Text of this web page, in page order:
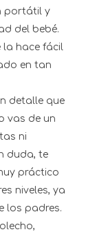
portátil y
del bebé.
la hace fácil
en tan
detalle que
vas de un
ni
duda, te
práctico
niveles, ya
los padres.